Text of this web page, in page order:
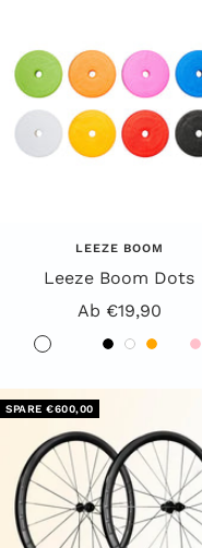
LEEZE BOOM
Leeze Boom Dots
Angebotspreis
Ab €19,90
B
a
u
t
ü
n
S
w
a
r
z
W
ß
O
n
g
e
b
P
k
SPARE €600,00